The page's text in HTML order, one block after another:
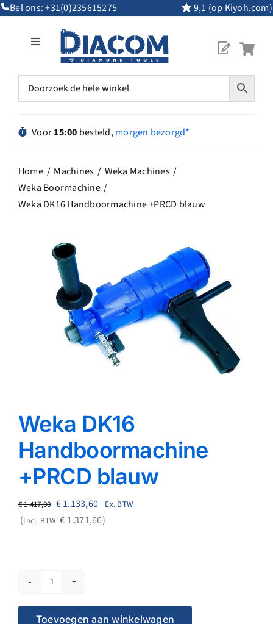
GaBel ons:+31(0)235615275 9,1 (op Kiyoh.com)
Toggle
Navigation
Mijn Account
Overig Gereedschap
Vacatures
Voor15:00 besteld,morgen bezorgd*
Home Machines
Weka Machines
Weka Boormachine
Weka DK16 Handboormachine +PRCD blauw
Weka DK16
Handboormachine
+PRCD blauw
€1.417,00 Oorspronkelijke
prijs
€1.133,60Huidige
prijs
Ex. BTW
Incl. BTW:€ 1.371,66
Weka
DK16
Toevoegen aan winkelwagen